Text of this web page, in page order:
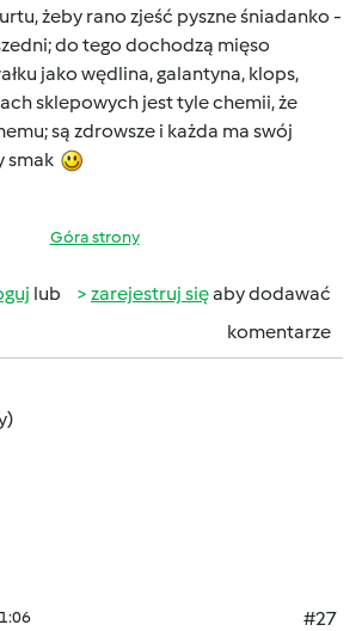
żeby rano zjeść pyszne śniadanko -
do tego dochodzą mięso
jako wędlina, galantyna, klops,
sklepowych jest tyle chemii, że
są zdrowsze i każda ma swój
smak
Góra strony
lub zarejestruj sięaby dodawać
komentarze
#27